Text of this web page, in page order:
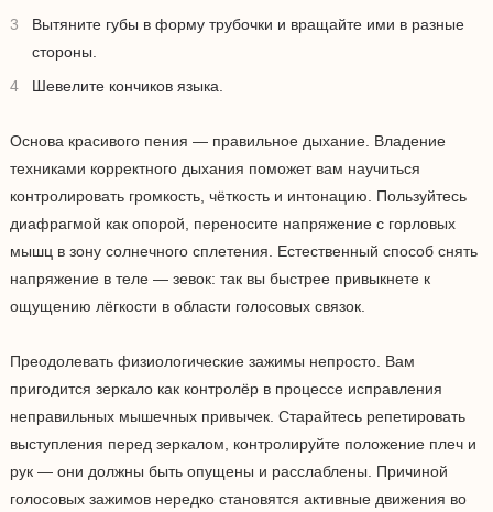
Вытяните губы в форму трубочки и вращайте ими в разные
стороны.
Шевелите кончиков языка.
Основа красивого пения — правильное дыхание. Владение
техниками корректного дыхания поможет вам научиться
контролировать громкость, чёткость и интонацию. Пользуйтесь
диафрагмой как опорой, переносите напряжение с горловых
мышц в зону солнечного сплетения. Естественный способ снять
напряжение в теле — зевок: так вы быстрее привыкнете к
ощущению лёгкости в области голосовых связок.
Преодолевать физиологические зажимы непросто. Вам
пригодится зеркало как контролёр в процессе исправления
неправильных мышечных привычек. Старайтесь репетировать
выступления перед зеркалом, контролируйте положение плеч и
рук — они должны быть опущены и расслаблены. Причиной
голосовых зажимов нередко становятся активные движения во